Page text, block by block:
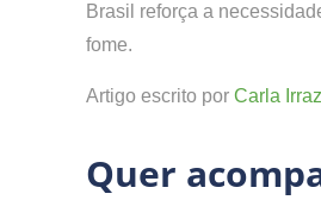
Brasil reforça a
fome.
Artigo escrito por Carla
Quer